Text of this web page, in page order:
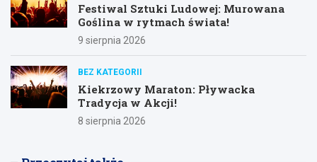
Festiwal Sztuki Ludowej: Murowana
Goślina w rytmach świata!
9 sierpnia 2026
BEZ KATEGORII
Kiekrzowy Maraton: Pływacka
Tradycja w Akcji!
8 sierpnia 2026